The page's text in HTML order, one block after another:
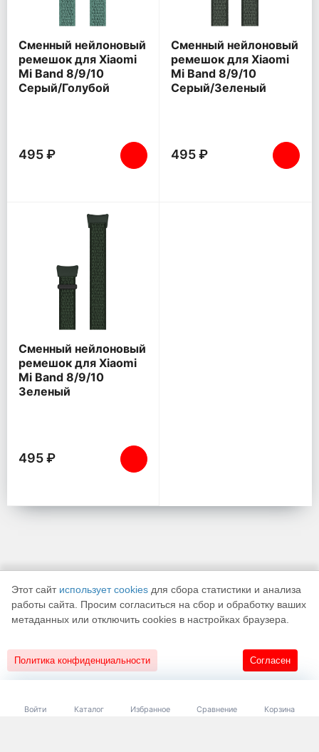
Сменный нейлоновый
ремешок для Xiaomi
Mi Band 8/9/10
Серый/Голубой
495 ₽
Сменный нейлоновый
ремешок для Xiaomi
Mi Band 8/9/10
Серый/Зеленый
495 ₽
Сменный нейлоновый
ремешок для Xiaomi
Mi Band 8/9/10
Зеленый
495 ₽
К началу страницы
Разработано в «АЛЬФА Системс»
18+
Войти Каталог Избранное Сравнение Корзина
Этот сайт использует cookies для сбора статистики и анализа
работы сайта. Просим согласиться на сбор и обработку ваших
метаданных или отключить cookies в настройках браузера.
Политика конфиденциальности Согласен